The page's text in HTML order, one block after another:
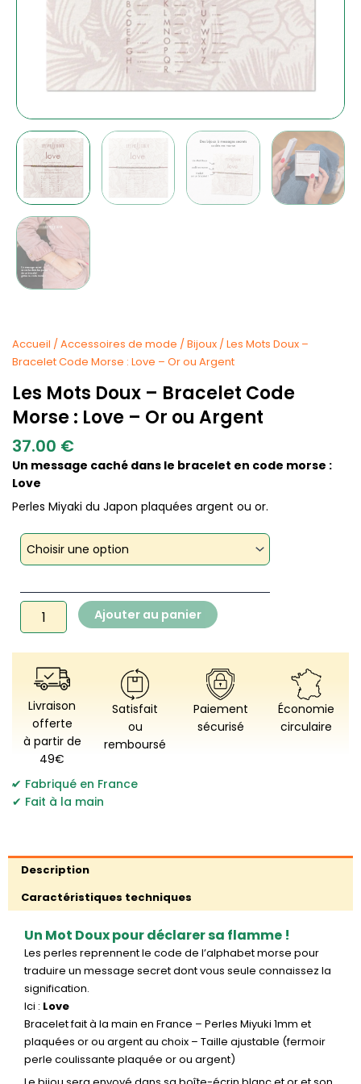
Accueil / Accessoires de mode / Bijoux / Les Mots Doux –
Bracelet Code Morse : Love – Or ou Argent
Les Mots Doux – Bracelet Code
Morse : Love – Or ou Argent
37.00 €
Un message caché dans le bracelet en code morse :
Love
Perles Miyaki du Japon plaquées argent ou or.
quantité
de
Les
Doux
Bracelet
Code
Morse
Love
Or
ou
Argent
Ajouter au panier
Livraison
offerte
à partir de
49€
Satisfait
ou
remboursé
Paiement
sécurisé
Économie
circulaire
Fabriqué en France
,
Fait à la main
Description
Caractéristiques techniques
Un Mot Doux pour déclarer sa flamme !
Les perles reprennent le code de l’alphabet morse pour
traduire un message secret dont vous seule connaissez la
signification.
Ici : Love
Bracelet fait à la main en France – Perles Miyuki 1mm et
plaquées or ou argent au choix – Taille ajustable (fermoir
perle coulissante plaquée or ou argent)